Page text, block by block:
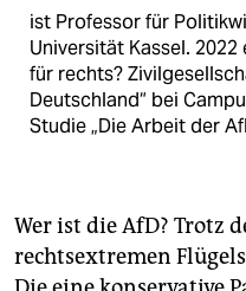
ist Professor für
Universität Kassel.
für rechts?
Deutschland“ bei
Studie „Die Arbeit der
Wer ist die AfD? Trotz
rechtsextremen